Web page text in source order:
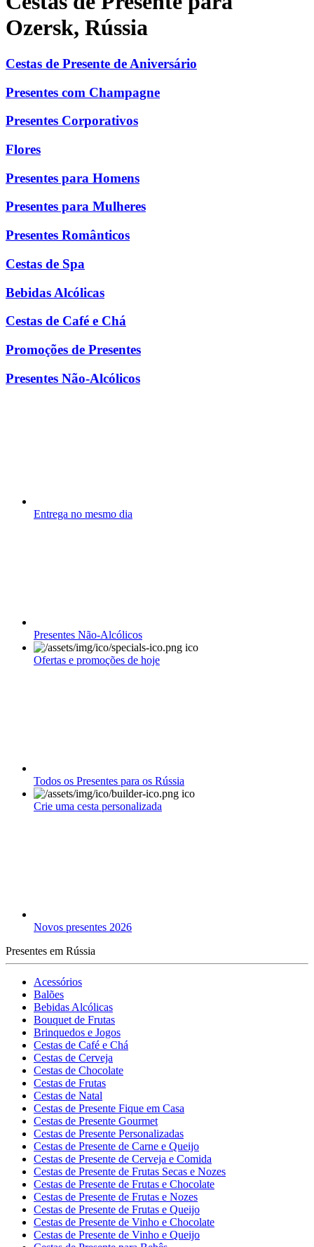
Ozersk, Rússia
Cestas de Presente de Aniversário
Presentes com Champagne
Presentes Corporativos
Flores
Presentes para Homens
Presentes para Mulheres
Presentes Românticos
Cestas de Spa
Bebidas Alcólicas
Cestas de Café e Chá
Promoções de Presentes
Presentes Não-Alcólicos
Entrega no mesmo dia
Presentes Não-Alcólicos
Ofertas e promoções de hoje
Todos os Presentes para os Rússia
Crie uma cesta personalizada
Novos presentes 2026
Presentes em Rússia
Acessórios
Balões
Bebidas Alcólicas
Bouquet de Frutas
Brinquedos e Jogos
Cestas de Café e Chá
Cestas de Cerveja
Cestas de Chocolate
Cestas de Frutas
Cestas de Natal
Cestas de Presente Fique em Casa
Cestas de Presente Gourmet
Cestas de Presente Personalizadas
Cestas de Presente de Carne e Queijo
Cestas de Presente de Cerveja e Comida
Cestas de Presente de Frutas Secas e Nozes
Cestas de Presente de Frutas e Chocolate
Cestas de Presente de Frutas e Nozes
Cestas de Presente de Frutas e Queijo
Cestas de Presente de Vinho e Chocolate
Cestas de Presente de Vinho e Queijo